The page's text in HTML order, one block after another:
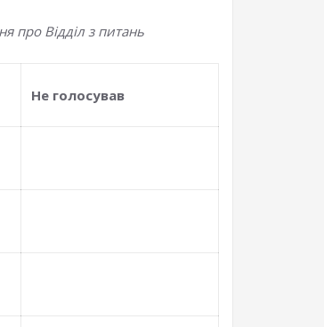
про Відділ з питань
Не голосував